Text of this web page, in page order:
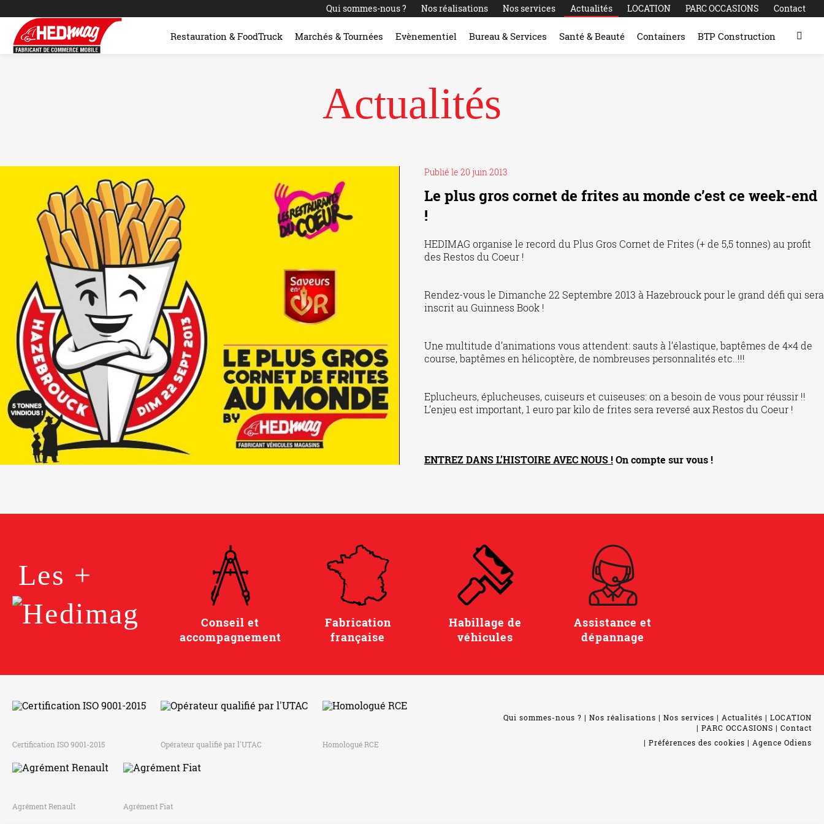
Qui sommes-nous ? Nos réalisations Nos services Actualités LOCATION PARC OCCASIONS Contact
Restauration & FoodTruck Marchés & Tournées Evènementiel Bureau & Services Santé & Beauté Containers BTP Construction
Actualités
Publié le 20 juin 2013
Le plus gros cornet de frites au monde c’est ce week-end
!
HEDIMAG organise le record du Plus Gros Cornet de Frites (+ de 5,5 tonnes) au profit
des Restos du Coeur !
Rendez-vous le Dimanche 22 Septembre 2013 à Hazebrouck pour le grand défi qui sera
inscrit au Guinness Book !
Une multitude d’animations vous attendent: sauts à l’élastique, baptêmes de 4×4 de
course, baptêmes en hélicoptère, de nombreuses personnalités etc..!!!
Eplucheurs, éplucheuses, cuiseurs et cuiseuses: on a besoin de vous pour réussir !!
L’enjeu est important, 1 euro par kilo de frites sera reversé aux Restos du Coeur !
ENTREZ DANS L’HISTOIRE AVEC NOUS !On compte sur vous !
Les +
Conseil et
accompagnement
Fabrication
française
Habillage de
véhicules
Assistance et
dépannage
Certification ISO 9001-2015 Opérateur qualifié par l'UTAC Homologué RCE
Agrément Renault Agrément Fiat
Qui sommes-nous ? Nos réalisations Nos services Actualités
LOCATION
PARC OCCASIONS
Contact
Préférences des cookies
Agence Odiens